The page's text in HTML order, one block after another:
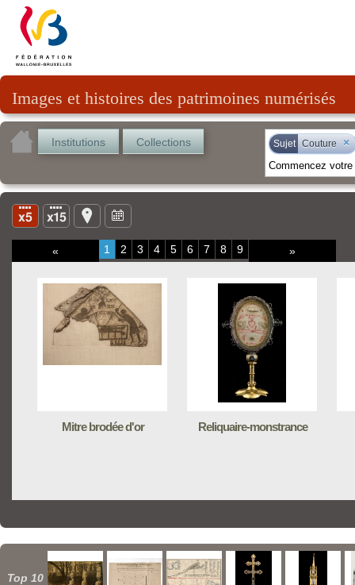
Images et histoires des patrimoines numérisés
Institutions Collections Sujet Couture ×
« 1 2 3 4 5 6 7 8 9 »
Mitre brodée d'or Reliquaire-monstrance
Top 10